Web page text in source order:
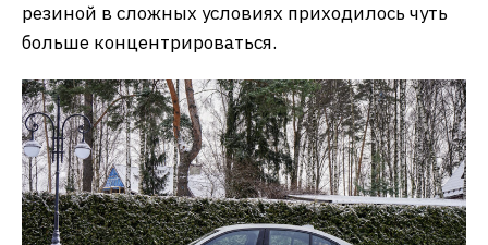
резиной в сложных условиях приходилось чуть
больше концентрироваться.